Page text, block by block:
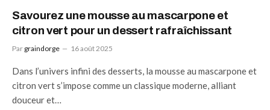
Savourez une mousse au mascarpone et
citron vert pour un dessert rafraîchissant
Par graindorge 16 août 2025
Dans l’univers infini des desserts, la mousse au mascarpone et
citron vert s’impose comme un classique moderne, alliant
douceur et…